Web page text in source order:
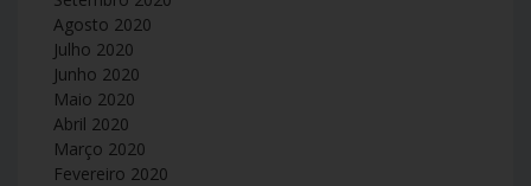
Agosto 2020
Julho 2020
Junho 2020
Maio 2020
Abril 2020
Março 2020
Fevereiro 2020